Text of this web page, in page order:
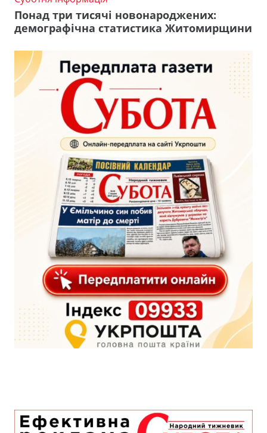
Понад три тисячі новонароджених:
демографічна статистика Житомирщини